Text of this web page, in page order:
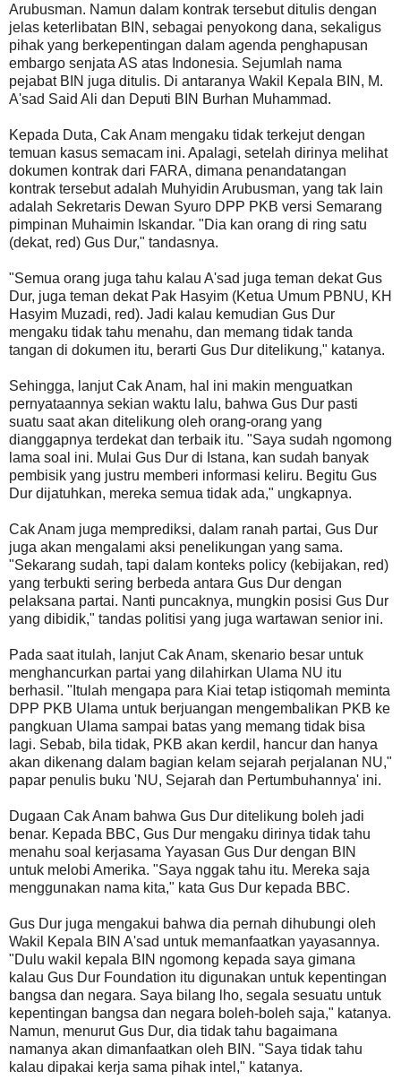
Arubusman. Namun dalam kontrak tersebut ditulis dengan
jelas keterlibatan BIN, sebagai penyokong dana, sekaligus
pihak yang berkepentingan dalam agenda penghapusan
embargo senjata AS atas Indonesia. Sejumlah nama
pejabat BIN juga ditulis. Di antaranya Wakil Kepala BIN, M.
A'sad Said Ali dan Deputi BIN Burhan Muhammad.
Kepada Duta, Cak Anam mengaku tidak terkejut dengan
temuan kasus semacam ini. Apalagi, setelah dirinya melihat
dokumen kontrak dari FARA, dimana penandatangan
kontrak tersebut adalah Muhyidin Arubusman, yang tak lain
adalah Sekretaris Dewan Syuro DPP PKB versi Semarang
pimpinan Muhaimin Iskandar. "Dia kan orang di ring satu
(dekat, red) Gus Dur," tandasnya.
"Semua orang juga tahu kalau A'sad juga teman dekat Gus
Dur, juga teman dekat Pak Hasyim (Ketua Umum PBNU, KH
Hasyim Muzadi, red). Jadi kalau kemudian Gus Dur
mengaku tidak tahu menahu, dan memang tidak tanda
tangan di dokumen itu, berarti Gus Dur ditelikung," katanya.
Sehingga, lanjut Cak Anam, hal ini makin menguatkan
pernyataannya sekian waktu lalu, bahwa Gus Dur pasti
suatu saat akan ditelikung oleh orang-orang yang
dianggapnya terdekat dan terbaik itu. "Saya sudah ngomong
lama soal ini. Mulai Gus Dur di Istana, kan sudah banyak
pembisik yang justru memberi informasi keliru. Begitu Gus
Dur dijatuhkan, mereka semua tidak ada," ungkapnya.
Cak Anam juga memprediksi, dalam ranah partai, Gus Dur
juga akan mengalami aksi penelikungan yang sama.
"Sekarang sudah, tapi dalam konteks policy (kebijakan, red)
yang terbukti sering berbeda antara Gus Dur dengan
pelaksana partai. Nanti puncaknya, mungkin posisi Gus Dur
yang dibidik," tandas politisi yang juga wartawan senior ini.
Pada saat itulah, lanjut Cak Anam, skenario besar untuk
menghancurkan partai yang dilahirkan Ulama NU itu
berhasil. "Itulah mengapa para Kiai tetap istiqomah meminta
DPP PKB Ulama untuk berjuangan mengembalikan PKB ke
pangkuan Ulama sampai batas yang memang tidak bisa
lagi. Sebab, bila tidak, PKB akan kerdil, hancur dan hanya
akan dikenang dalam bagian kelam sejarah perjalanan NU,"
papar penulis buku 'NU, Sejarah dan Pertumbuhannya' ini.
Dugaan Cak Anam bahwa Gus Dur ditelikung boleh jadi
benar. Kepada BBC, Gus Dur mengaku dirinya tidak tahu
menahu soal kerjasama Yayasan Gus Dur dengan BIN
untuk melobi Amerika. "Saya nggak tahu itu. Mereka saja
menggunakan nama kita," kata Gus Dur kepada BBC.
Gus Dur juga mengakui bahwa dia pernah dihubungi oleh
Wakil Kepala BIN A'sad untuk memanfaatkan yayasannya.
"Dulu wakil kepala BIN ngomong kepada saya gimana
kalau Gus Dur Foundation itu digunakan untuk kepentingan
bangsa dan negara. Saya bilang lho, segala sesuatu untuk
kepentingan bangsa dan negara boleh-boleh saja," katanya.
Namun, menurut Gus Dur, dia tidak tahu bagaimana
namanya akan dimanfaatkan oleh BIN. "Saya tidak tahu
kalau dipakai kerja sama pihak intel," katanya.